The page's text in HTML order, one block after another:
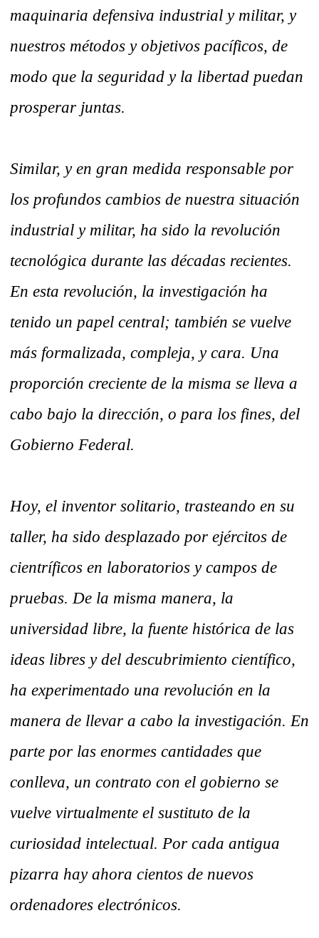
maquinaria defensiva industrial y militar, y
nuestros métodos y objetivos pacíficos, de
modo que la seguridad y la libertad puedan
prosperar juntas.
Similar, y en gran medida responsable por
los profundos cambios de nuestra situación
industrial y militar, ha sido la revolución
tecnológica durante las décadas recientes.
En esta revolución, la investigación ha
tenido un papel central; también se vuelve
más formalizada, compleja, y cara. Una
proporción creciente de la misma se lleva a
cabo bajo la dirección, o para los fines, del
Gobierno Federal.
Hoy, el inventor solitario, trasteando en su
taller, ha sido desplazado por ejércitos de
cientríficos en laboratorios y campos de
pruebas. De la misma manera, la
universidad libre, la fuente histórica de las
ideas libres y del descubrimiento científico,
ha experimentado una revolución en la
manera de llevar a cabo la investigación. En
parte por las enormes cantidades que
conlleva, un contrato con el gobierno se
vuelve virtualmente el sustituto de la
curiosidad intelectual. Por cada antigua
pizarra hay ahora cientos de nuevos
ordenadores electrónicos.